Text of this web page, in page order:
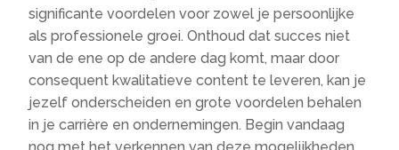
significante voordelen voor zowel je persoonlijke
als professionele groei. Onthoud dat succes niet
van de ene op de andere dag komt, maar door
consequent kwalitatieve content te leveren, kan je
jezelf onderscheiden en grote voordelen behalen
in je carrière en ondernemingen. Begin vandaag
nog met het verkennen van deze mogelijkheden